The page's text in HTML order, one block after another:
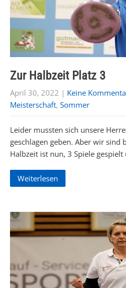
Zur Halbzeit Platz 3
April 30, 2022 | Keine
Meisterschaft, Sommer
Leider mussten sich unsere
geschlagen geben. Aber wir sind
Halbzeit ist nun, 3 Spiele gespielt
Weiterlesen